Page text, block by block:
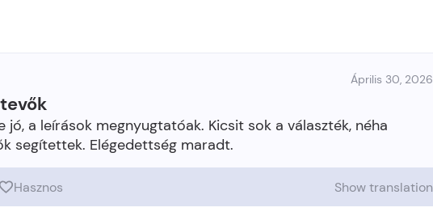
Április 30, 2026
jó, a leírások megnyugtatóak. Kicsit sok a választék, néha
Hasznos Show translation